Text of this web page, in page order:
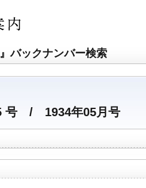
バックナンバー検索
号 / 1934年05月号